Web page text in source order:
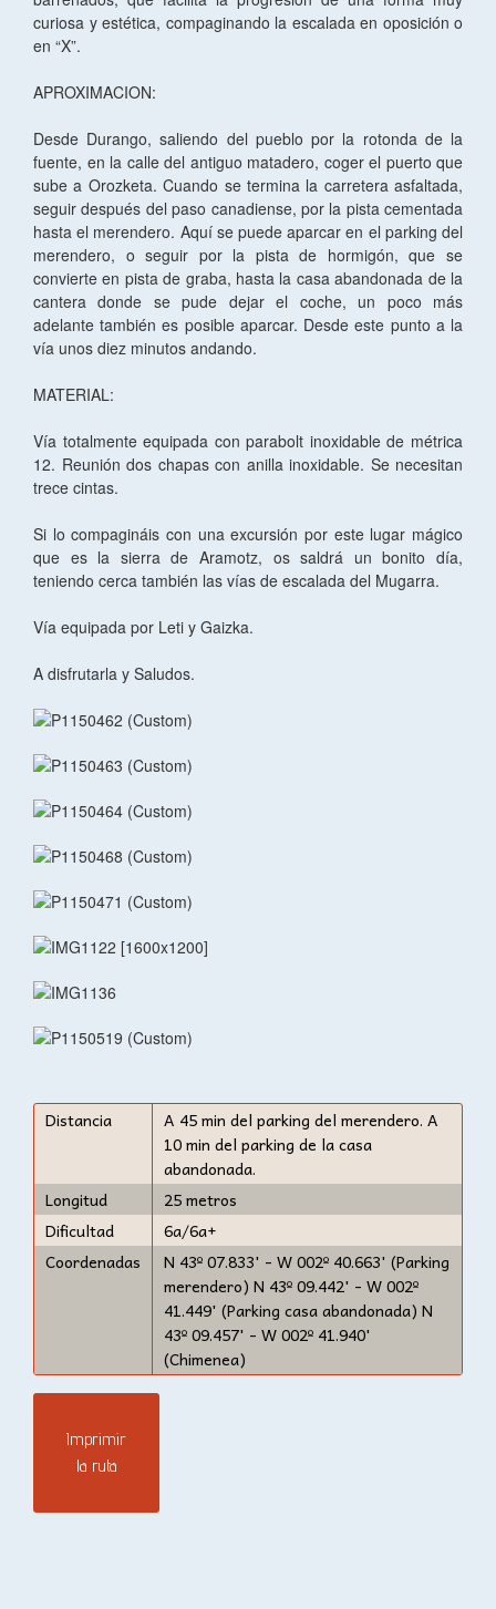
curiosa y estética, compaginando la escalada en oposición o
en “X”.
APROXIMACION:
Desde Durango, saliendo del pueblo por la rotonda de la
fuente, en la calle del antiguo matadero, coger el puerto que
sube a Orozketa. Cuando se termina la carretera asfaltada,
seguir después del paso canadiense, por la pista cementada
hasta el merendero. Aquí se puede aparcar en el parking del
merendero, o seguir por la pista de hormigón, que se
convierte en pista de graba, hasta la casa abandonada de la
cantera donde se pude dejar el coche, un poco más
adelante también es posible aparcar. Desde este punto a la
vía unos diez minutos andando.
MATERIAL:
Vía totalmente equipada con parabolt inoxidable de métrica
12. Reunión dos chapas con anilla inoxidable. Se necesitan
trece cintas.
Si lo compagináis con una excursión por este lugar mágico
que es la sierra de Aramotz, os saldrá un bonito día,
teniendo cerca también las vías de escalada del Mugarra.
Vía equipada por Leti y Gaizka.
A disfrutarla y Saludos.
Distancia
A 45 min del parking del merendero. A
10 min del parking de la casa
abandonada.
Longitud
25 metros
Dificultad
6a/6a+
Coordenadas
N 43º 07.833' - W 002º 40.663' (Parking
merendero) N 43º 09.442' - W 002º
41.449' (Parking casa abandonada) N
43º 09.457' - W 002º 41.940'
(Chimenea)
Imprimir
la ruta